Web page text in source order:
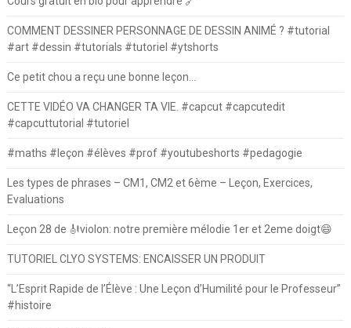
COMMENT DESSINER PERSONNAGE DE DESSIN ANIMÉ ? #tutorial
#art #dessin #tutorials #tutoriel #ytshorts
Ce petit chou a reçu une bonne leçon…
CETTE VIDÉO VA CHANGER TA VIE. #capcut #capcutedit
#capcuttutorial #tutoriel
#maths #leçon #élèves #prof #youtubeshorts #pedagogie
Les types de phrases – CM1, CM2 et 6ème – Leçon, Exercices,
Evaluations
Leçon 28 de 🎻violon: notre première mélodie 1er et 2eme doigt😄
TUTORIEL CLYO SYSTEMS: ENCAISSER UN PRODUIT
“L’Esprit Rapide de l’Élève : Une Leçon d’Humilité pour le Professeur”
#histoire